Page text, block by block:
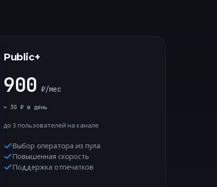
Public+
900 ₽/мес
≈ 30 ₽ в день
до 3 пользователей на канале
Выбор оператора из пула
Повышенная скорость
Поддержка отпечатков